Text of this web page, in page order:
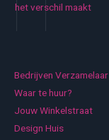
het verschil maakt
Bedrijven Verzamelaar
Waar te huur?
Jouw Winkelstraat
Design Huis